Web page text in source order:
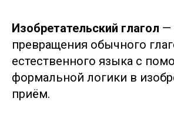
Изобретательский глагол —
превращения обычного
естественного языка с
формальной логики в
приём.